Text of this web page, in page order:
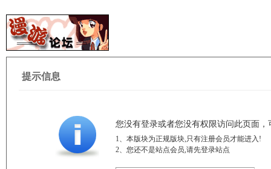
提示信息
您没有登录或者您没有权限访问此页面
1、本版块为正规版块,只有注册会员才能进入!
2、您还不是站点会员,请先登录站点